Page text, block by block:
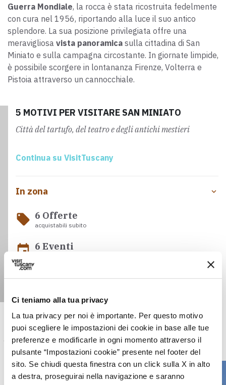
Ci teniamo alla tua privacy
La tua privacy per noi è importante. Per questo motivo
puoi scegliere le impostazioni dei cookie in base alle tue
preferenze e modificarle in ogni momento attraverso il
pulsante “Impostazioni cookie” presente nel footer del
sito. Se chiudi questa finestra con un click sulla X in alto
a destra, proseguirai nella navigazione e saranno
Guerra Mondiale, la rocca è stata ricostruita fedelmente
con cura nel 1956, riportando alla luce il suo antico
splendore. La sua posizione privilegiata offre una
meravigliosa vista panoramica sulla cittadina di San
Miniato e sulla campagna circostante. In giornate limpide,
è possibile scorgere in lontananza Firenze, Volterra e
Pistoia attraverso un cannocchiale.
5 MOTIVI PER VISITARE SAN MINIATO
Città del tartufo, del teatro e degli antichi mestieri
Continua su VisitTuscany
In zona
local_offer 6 Offerte
acquistabili subito
event 6 Eventi
Meteo
spiritualità
Cattedrale di Santa Maria Assunta e San Genesio, scrigno di arte e spiritualità